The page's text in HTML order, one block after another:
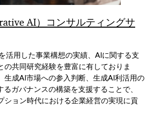
AI）コンサルティングサ
活用した事業構想の実績、AIに関する支
の共同研究経験を豊富に有しておりま
生成AI市場への参入判断、生成AI利活用の
ガバナンスの構築を支援することで、
ション時代における企業経営の実現に貢